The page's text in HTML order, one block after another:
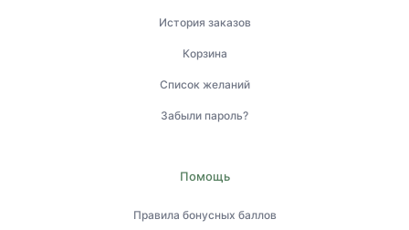
История заказов
Корзина
Список желаний
Забыли пароль?
Помощь
Правила бонусных баллов